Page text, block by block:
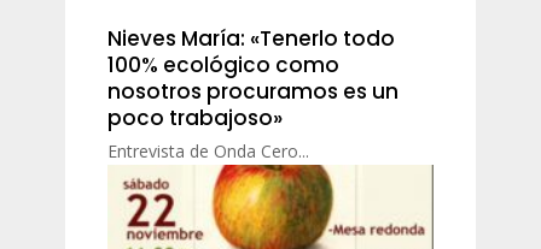
Nieves María: «Tenerlo todo
100% ecológico como
nosotros procuramos es un
poco trabajoso»
Entrevista de Onda Cero...